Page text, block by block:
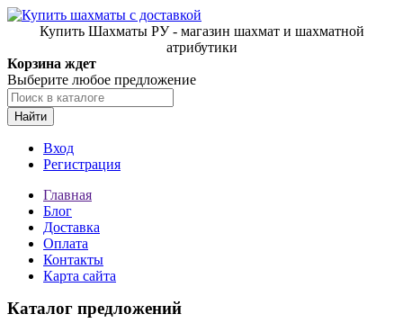
Купить Шахматы РУ - магазин шахмат и шахматной
атрибутики
Корзина ждет
Выберите любое предложение
Найти
Вход
Регистрация
Главная
Блог
Доставка
Оплата
Контакты
Карта сайта
Каталог предложений